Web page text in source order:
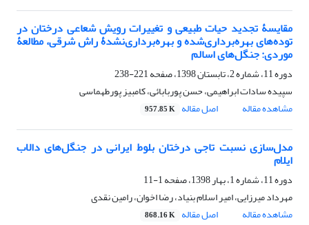
مقایسۀ تجدید حیات طبیعی و تغییرات رویش شعاعی درختان در
توده‌های بهره‌برداری‌شده و بهره‌برداری‌نشدۀ راش شرقی، مطالعۀ
موردی: جنگل‌های اسالم
دوره 11، شماره 2، تابستان 1398، صفحه
221-238
سپیده سادات ابراهیمی، حسن پوربابائی، کامبیز پورطهماسی
مشاهده مقاله
اصل مقاله 957.85 K
مدل‌سازی نسبت تاجی درختان بلوط ایرانی در جنگل‌های دالاب
ایلام
دوره 11، شماره 1، بهار 1398، صفحه
1-11
مهرداد میرزایی، امیر اسلام بنیاد، رضا اخوان، رامین نقدی
مشاهده مقاله
اصل مقاله 868.16 K